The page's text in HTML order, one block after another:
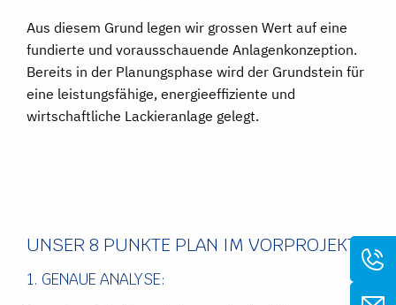
Aus diesem Grund legen wir grossen Wert auf eine
fundierte und vorausschauende Anlagenkonzeption.
Bereits in der Planungsphase wird der Grundstein für
eine leistungsfähige, energieeffiziente und
wirtschaftliche Lackieranlage gelegt.
UNSER 8 PUNKTE PLAN IM VORPROJEKT:
1. GENAUE ANALYSE: